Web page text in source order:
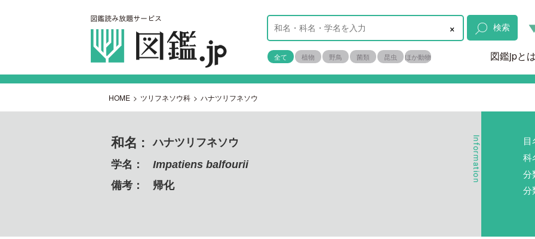
× 検索
全て 植物 野鳥 菌類 昆虫 ほか動物 図鑑jpと
HOME > ツリフネソウ科 > ハナツリフネソウ
和名 :
ハナツリフネソウ
学名：
Impatiens balfourii
備考：
帰化
科
分
分